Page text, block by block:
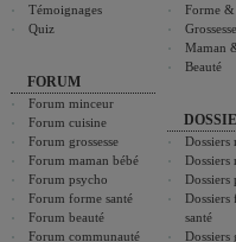
Témoignages
Quiz
FORUM
Forum minceur
Forum cuisine
Forum grossesse
Forum maman bébé
Forum psycho
Forum forme santé
Forum beauté
Forum communauté
Forme &
Grossesse
Maman
Beauté
Dossiers
Dossiers
Dossiers
Dossiers
santé
Dossiers